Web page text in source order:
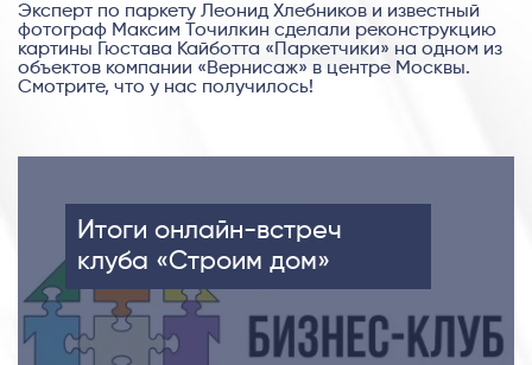
Эксперт по паркету Леонид Хлебников и известный
фотограф Максим Точилкин сделали реконструкцию
картины Гюстава Кайботта «Паркетчики» на одном из
объектов компании «Вернисаж» в центре Москвы.
Смотрите, что у нас получилось!
Итоги онлайн-встреч
клуба «Строим дом»